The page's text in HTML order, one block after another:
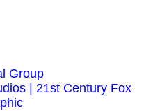
Group
| 21st Century Fox